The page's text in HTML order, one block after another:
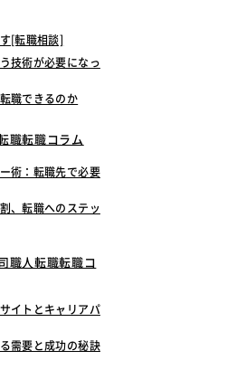
[転職相談]
技術が必要になっ
職できるのか
職転職コラム
術：転職先で必要
、転職へのステッ
職人転職転職コ
イトとキャリアパ
需要と成功の秘訣